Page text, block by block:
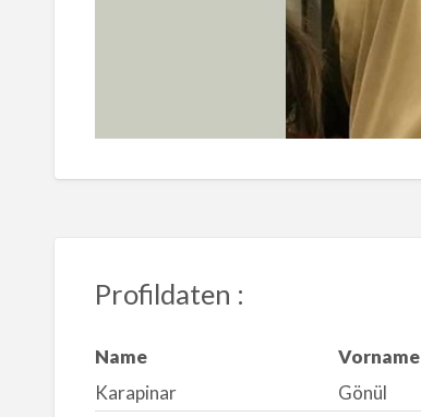
Profildaten :
Name
Karapinar
Vorname
Gönül